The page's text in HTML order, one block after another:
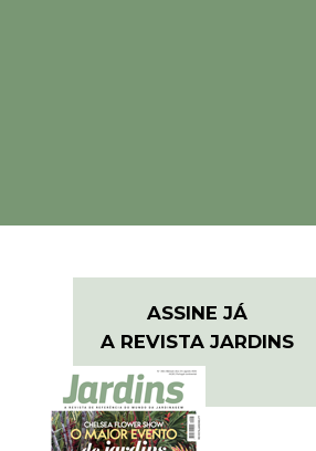
ASSINE JÁ
A REVISTA JARDINS